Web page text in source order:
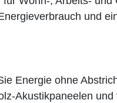
und
Energie ohne
Akustikpaneelen